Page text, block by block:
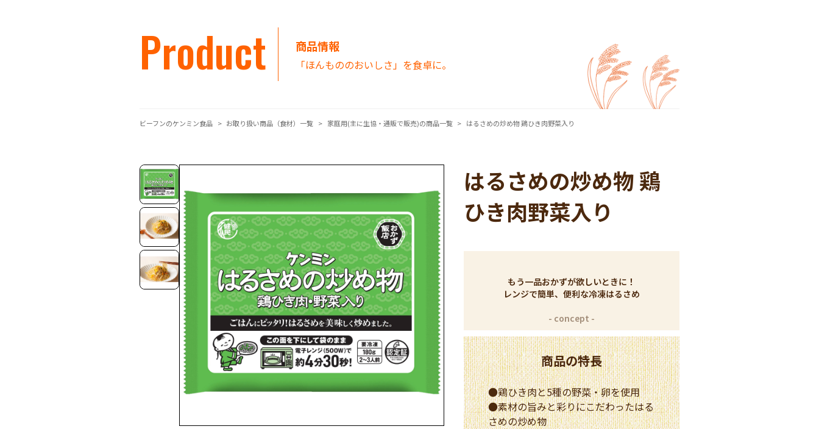
Product 商品情報
「ほんもののおいしさ」を食卓に。
ビーフンのケンミン食品 お取り扱い商品（食材）一覧 家庭用(主に生協・通販で販売)の商品一覧 はるさめの炒め物 鶏ひき肉野菜入り
はるさめの炒め物 鶏
ひき肉野菜入り
もう一品おかずが欲しいときに！
レンジで簡単、便利な冷凍はるさめ
商品の特長
●鶏ひき肉と5種の野菜・卵を使用
●素材の旨みと彩りにこだわったはる
さめの炒め物